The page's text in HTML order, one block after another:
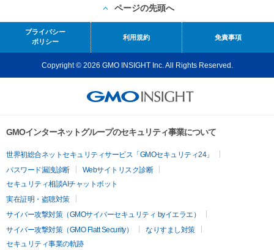
ページの先頭へ
プライバシー
ポリシー
利用規約 免責事項
Copyright © 2026 GMO INSIGHT Inc. All Rights Reserved.
GMOインターネットグループのセキュリティ事業について
世界初総合ネットセキュリティサービス「GMOセキュリティ24」
パスワード漏洩診断
Webサイトリスク診断
セキュリティ相談AIチャットボット
実在証明・盗聴対策
サイバー攻撃対策（GMOサイバーセキュリティ byイエラエ）
サイバー攻撃対策（GMO Flatt Security）
なりすまし対策
セキュリティ事業の軌跡